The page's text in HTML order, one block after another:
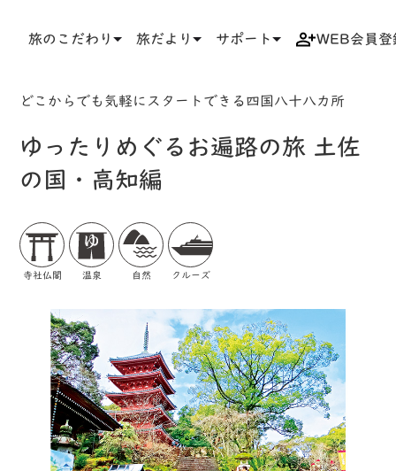
旅のこだわり 旅だより サポート WEB会員登
どこからでも気軽にスタートできる四国八十八カ所
ゆったりめぐるお遍路の旅 土佐
の国・高知編
寺社仏閣 温泉 自然 クルーズ